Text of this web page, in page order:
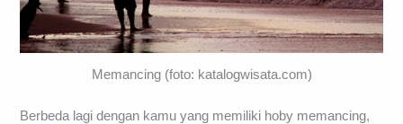
Memancing (foto: katalogwisata.com)
Berbeda lagi dengan kamu yang memiliki hoby memancing,